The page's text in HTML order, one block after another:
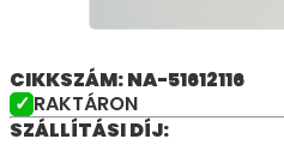
CIKKSZÁM: NA-51612116
RAKTÁRON
SZÁLLÍTÁSI DÍJ: